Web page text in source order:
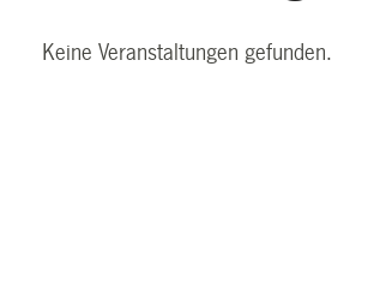
Keine Veranstaltungen gefunden.